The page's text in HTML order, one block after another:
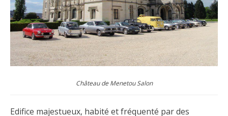
Château de Menetou Salon
Edifice majestueux, habité et fréquenté par des